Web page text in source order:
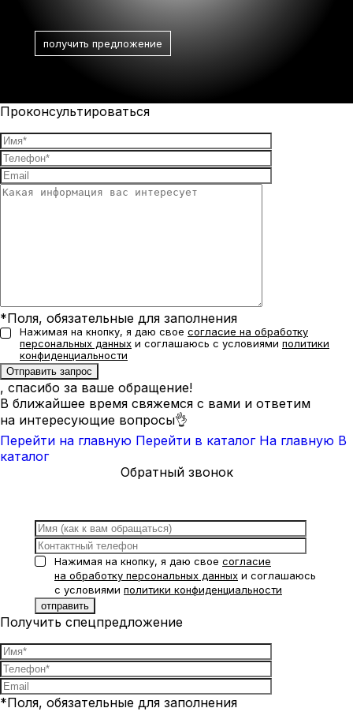
Проконсультироваться
*Поля, обязательные для заполнения
Нажимая на кнопку, я даю свое согласие на обработку
персональных данных и соглашаюсь с условиями политики
конфиденциальности
, спасибо за ваше обращение!
В ближайшее время свяжемся с вами и ответим
на интересующие вопросы👌
Перейти на главную Перейти в каталог На главную В
каталог
Обратный звонок
Нажимая на кнопку, я даю свое согласие
на обработку персональных данных и соглашаюсь
с условиями политики конфиденциальности
Получить спецпредложение
*Поля, обязательные для заполнения